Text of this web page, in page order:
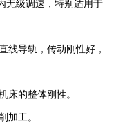
无级调速，特别适用于
线导轨，传动刚性好，
床的整体刚性。
加工。